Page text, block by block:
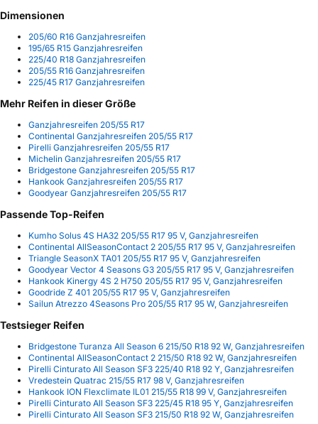
Dimensionen
205/60 R16 Ganzjahresreifen
195/65 R15 Ganzjahresreifen
225/40 R18 Ganzjahresreifen
205/55 R16 Ganzjahresreifen
225/45 R17 Ganzjahresreifen
Mehr Reifen in dieser Größe
Ganzjahresreifen 205/55 R17
Continental Ganzjahresreifen 205/55 R17
Pirelli Ganzjahresreifen 205/55 R17
Michelin Ganzjahresreifen 205/55 R17
Bridgestone Ganzjahresreifen 205/55 R17
Hankook Ganzjahresreifen 205/55 R17
Goodyear Ganzjahresreifen 205/55 R17
Passende Top-Reifen
Kumho Solus 4S HA32 205/55 R17 95 V, Ganzjahresreifen
Continental AllSeasonContact 2 205/55 R17 95 V, Ganzjahresreifen
Triangle SeasonX TA01 205/55 R17 95 V, Ganzjahresreifen
Goodyear Vector 4 Seasons G3 205/55 R17 95 V, Ganzjahresreifen
Hankook Kinergy 4S 2 H750 205/55 R17 95 V, Ganzjahresreifen
Goodride Z 401 205/55 R17 95 V, Ganzjahresreifen
Sailun Atrezzo 4Seasons Pro 205/55 R17 95 W, Ganzjahresreifen
Testsieger Reifen
Bridgestone Turanza All Season 6 215/50 R18 92 W, Ganzjahresreifen
Continental AllSeasonContact 2 215/50 R18 92 W, Ganzjahresreifen
Pirelli Cinturato All Season SF3 225/40 R18 92 Y, Ganzjahresreifen
Vredestein Quatrac 215/55 R17 98 V, Ganzjahresreifen
Hankook ION Flexclimate IL01 215/55 R18 99 V, Ganzjahresreifen
Pirelli Cinturato All Season SF3 225/45 R18 95 Y, Ganzjahresreifen
Pirelli Cinturato All Season SF3 215/50 R18 92 W, Ganzjahresreifen